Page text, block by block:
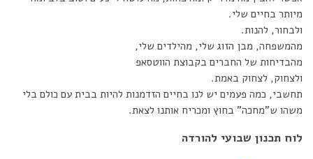
מיותר בחיים שלי.
ולבחור, להנות.
מהמשפחה, מבן הזוג שלי, מהילדים שלי,
מהבדיחות של החברים בקבוצת הווטסאפ
ולצחוק, לצחוק באמת.
תחשבי, כמה פעמים יש לנו בחיים הזדמנות להיות בבית עם כולם בלי
משהו ש”מחכה” בחוץ ומכריח אותנו לצאת.
לוח תכנון שבועי להורדה